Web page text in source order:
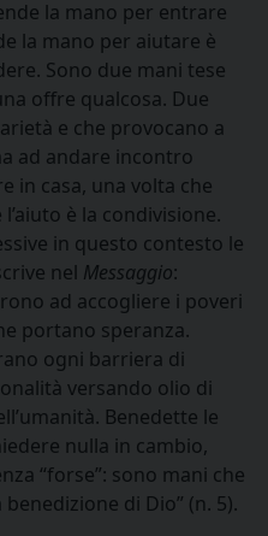
la mano per entrare
la mano per aiutare è
Sono due mani tese
offre qualcosa. Due
e che provocano a
ad andare incontro
in casa, una volta che
è la condivisione.
in questo contesto le
nel Messaggio:
ad accogliere i poveri
portano speranza.
ogni barriera di
versando olio di
Benedette le
nulla in cambio,
“forse”: sono mani che
di Dio” (n. 5).